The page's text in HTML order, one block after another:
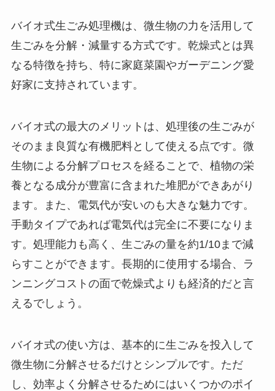
バイオ式生ごみ処理機は、微生物の力を活用して
生ごみを分解・減量する方式です。乾燥式とは異
なる特徴を持ち、特に家庭菜園やガーデニング愛
好家に支持されています。
バイオ式の最大のメリットは、処理後の生ごみが
そのまま良質な有機肥料として使える点です。微
生物による分解プロセスを経ることで、植物の栄
養となる成分が豊富に含まれた堆肥ができあがり
ます。また、電気代が安いのも大きな魅力です。
手動タイプであれば電気代は完全に不要になりま
す。処理能力も高く、生ごみの量を約1/10まで減
らすことができます。長期的に使用する場合、ラ
ンニングコストの面で乾燥式よりも経済的だと言
えるでしょう。
バイオ式の使い方は、基本的に生ごみを投入して
微生物に分解させるだけとシンプルです。ただ
し、効率よく分解させるためにはいくつかのポイ